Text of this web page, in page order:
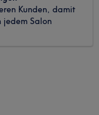
Kunden, damit
Salon